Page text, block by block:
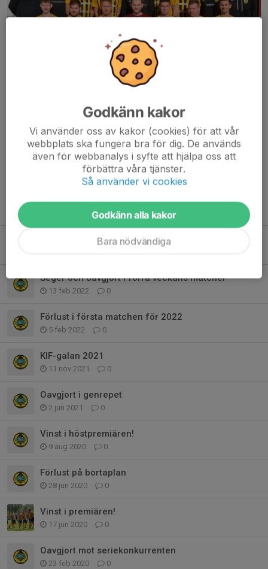
En ny säsong är igång för Korsnäs IF herrar. En säsong som blir
lite extra speciell! Det är första gången som klubben testar på
division 2-spel för herrarna efter den fina fjolårssäsongen där vi
lyckades vinna serien i...
Fler nyheter
Förlust i Sandviken
Seger och oavgjort i förra veckans matcher
13 feb 2022 0
Förlust i första matchen för 2022
5 feb 2022 0
KIF-galan 2021
11 nov 2021 0
Oavgjort i genrepet
2 jun 2021 0
Vinst i höstpremiären!
9 aug 2020 0
Förlust på bortaplan
28 jun 2020 0
Vinst i premiären!
17 jun 2020 0
Oavgjort mot seriekonkurrenten
23 feb 2020 0
Godkänn kakor
Vi använder oss av kakor (cookies) för att vår
webbplats ska fungera bra för dig. De används
även för webbanalys i syfte att hjälpa oss att
förbättra våra tjänster.
Så använder vi cookies
Godkänn alla kakor
Bara nödvändiga